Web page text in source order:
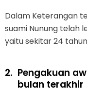
Dalam Keterangan
suami Nunung telah
yaitu sekitar 24
2. Pengakuan
bulan terakhir